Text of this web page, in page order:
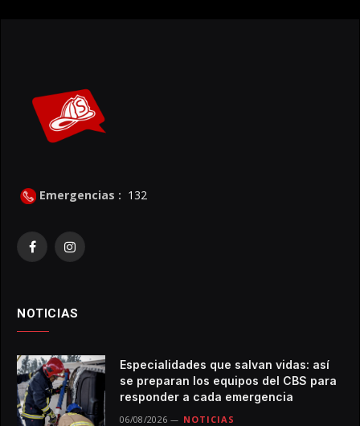
Emergencias : 132
FacebookInstagram
NOTICIAS
Especialidades que salvan vidas: así
se preparan los equipos del CBS para
responder a cada emergencia
06/08/2026 NOTICIAS